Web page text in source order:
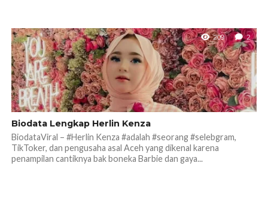
209 2
Biodata Lengkap Herlin Kenza
BiodataViral – #Herlin Kenza #adalah #seorang #selebgram,
TikToker, dan pengusaha asal Aceh yang dikenal karena
penampilan cantiknya bak boneka Barbie dan gaya...